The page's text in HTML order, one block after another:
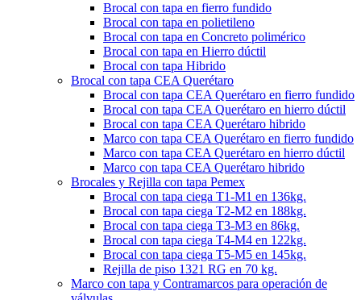
Brocal con tapa en fierro fundido
Brocal con tapa en polietileno
Brocal con tapa en Concreto polimérico
Brocal con tapa en Hierro dúctil
Brocal con tapa Hibrido
Brocal con tapa CEA Querétaro
Brocal con tapa CEA Querétaro en fierro fundido
Brocal con tapa CEA Querétaro en hierro dúctil
Brocal con tapa CEA Querétaro hibrido
Marco con tapa CEA Querétaro en fierro fundido
Marco con tapa CEA Querétaro en hierro dúctil
Marco con tapa CEA Querétaro hibrido
Brocales y Rejilla con tapa Pemex
Brocal con tapa ciega T1-M1 en 136kg.
Brocal con tapa ciega T2-M2 en 188kg.
Brocal con tapa ciega T3-M3 en 86kg.
Brocal con tapa ciega T4-M4 en 122kg.
Brocal con tapa ciega T5-M5 en 145kg.
Rejilla de piso 1321 RG en 70 kg.
Marco con tapa y Contramarcos para operación de